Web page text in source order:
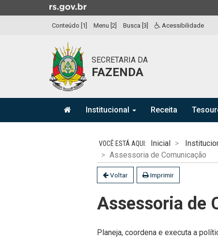
para
Ir
a
Conteúdo [1] Menu [2] Busca [3] Acessibilidade
SECRETARIA DA
FAZENDA
Institucional Receita
Inicial
Assessoria de Comunicação
Voltar Imprimir
Assessoria de
Planeja, coordena e executa a